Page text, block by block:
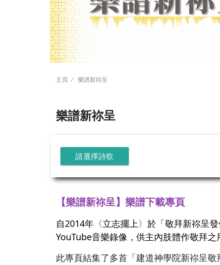
主頁 樂譜新祢呈
樂譜新祢呈
請選擇詩歌
【樂譜新祢呈】樂譜下載專頁
自2014年〈立志擺上〉於「敬拜新祢呈
YouTube音樂錄像，供主內肢體作敬拜之
此專頁結集了多首「建道神學院新祢呈